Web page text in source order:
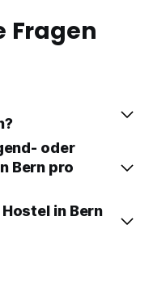
Fragen
oder
Bern pro
in Bern